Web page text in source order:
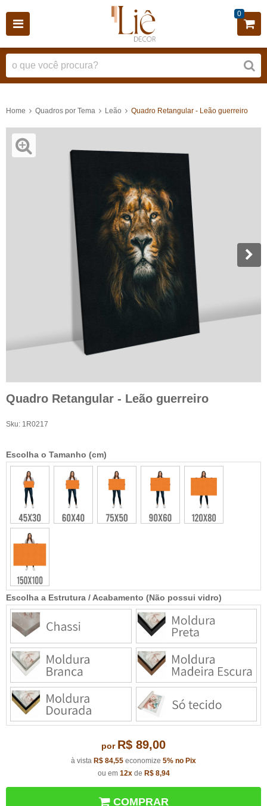
0
Home Quadros por Tema Leão Quadro Retangular - Leão guerreiro
Quadro Retangular - Leão guerreiro
Sku: 1R0217
Escolha a Estrutura / Acabamento (Não possui vidro)
Escolha o Tamanho (cm)
por R$ 89,00
à vista R$ 84,55 economize 5% no Pix
ou em 12xde R$ 8,94
COMPRAR